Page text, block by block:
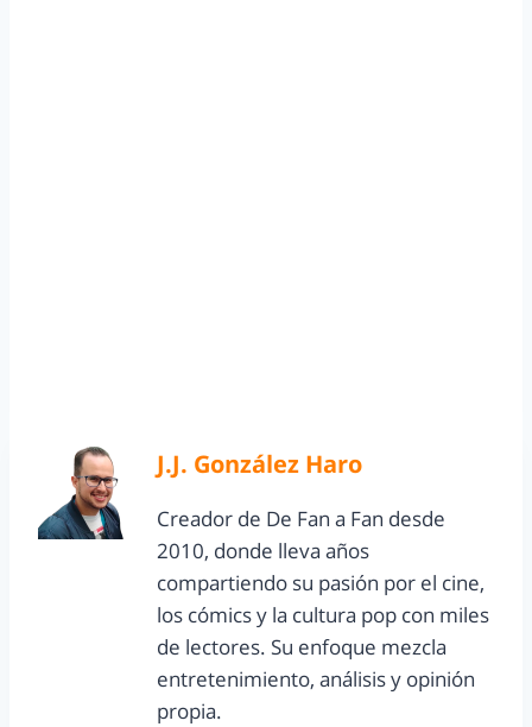
J.J. González Haro
Creador de De Fan a Fan desde
2010, donde lleva años
compartiendo su pasión por el cine,
los cómics y la cultura pop con miles
de lectores. Su enfoque mezcla
entretenimiento, análisis y opinión
propia.